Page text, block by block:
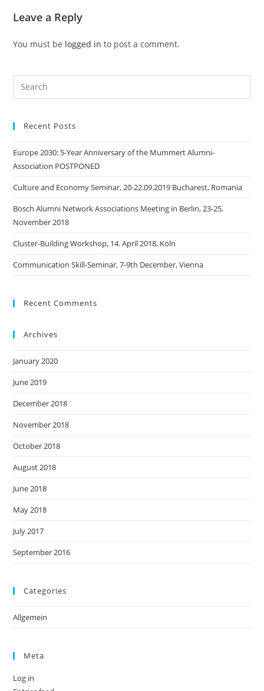
Leave a Reply
You must be logged in to post a comment.
Search
this
Recent Posts
Europe 2030: 5-Year Anniversary of the Mummert Alumni-
Association POSTPONED
Culture and Economy Seminar, 20-22.09.2019 Bucharest, Romania
Bosch Alumni Network Associations Meeting in Berlin, 23-25.
November 2018
Cluster-Building Workshop, 14. April 2018, Köln
Communication Skill-Seminar, 7-9th December, Vienna
Recent Comments
Archives
January 2020
June 2019
December 2018
November 2018
October 2018
August 2018
June 2018
May 2018
July 2017
September 2016
Categories
Allgemein
Meta
Log in